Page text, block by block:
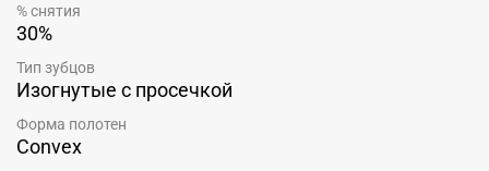
% снятия
30%
Тип зубцов
Изогнутые с просечкой
Форма полотен
Convex